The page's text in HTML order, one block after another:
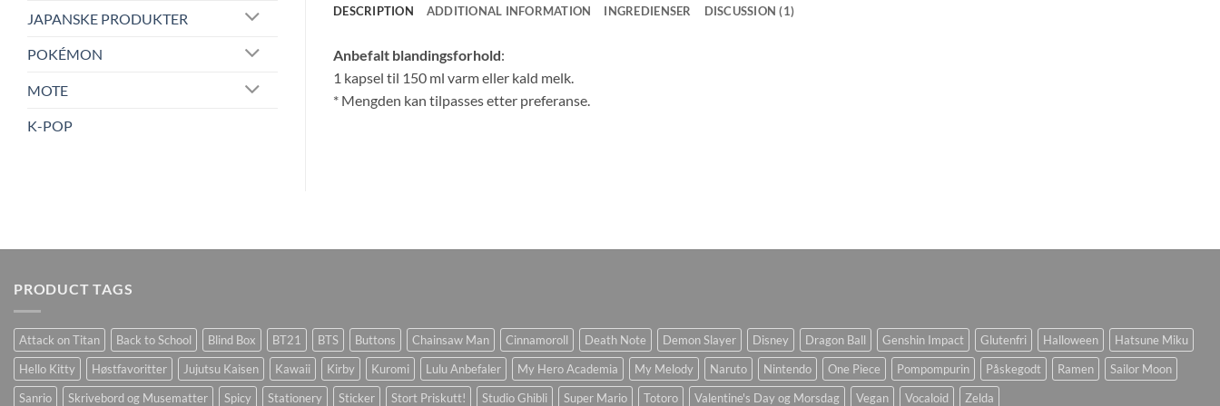
JAPANSKE PRODUKTER
POKÉMON
MOTE
K-POP
DESCRIPTION ADDITIONAL INFORMATION INGREDIENSER DISCUSSION (1)
Anbefalt blandingsforhold:
1 kapsel til 150 ml varm eller kald melk.
* Mengden kan tilpasses etter preferanse.
PRODUCT TAGS
Attack on Titan Back to School Blind Box BT21 BTS Buttons Chainsaw Man Cinnamoroll Death Note Demon Slayer Disney Dragon Ball Genshin Impact Glutenfri Halloween
Hatsune Miku
Hello Kitty
Høstfavoritter Jujutsu Kaisen Kawaii Kirby Kuromi Lulu Anbefaler My Hero Academia My Melody Naruto Nintendo One Piece Pompompurin Påskegodt Ramen
Sailor Moon
Sanrio
Skrivebord og Musematter Spicy Stationery Sticker Stort Priskutt! Studio Ghibli Super Mario Totoro Valentine's Day og Morsdag Vegan Vocaloid Zelda